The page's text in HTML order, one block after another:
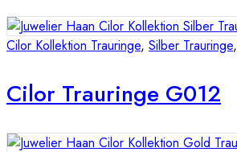
Cilor Kollektion Trauringe, Silber Trauringe,
Cilor Trauringe G012